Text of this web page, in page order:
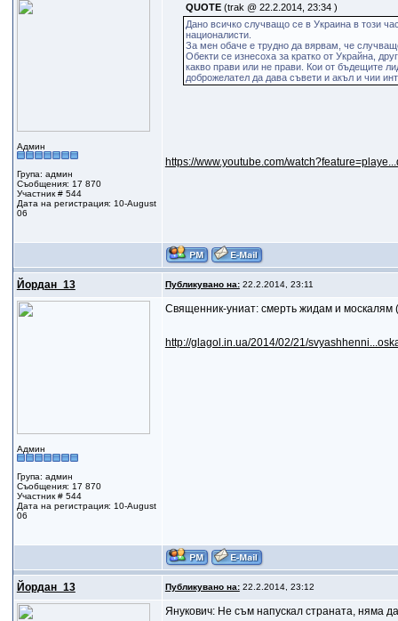
Админ
Група: админ
Съобщения: 17 870
Участник # 544
Дата на регистрация: 10-August
06
QUOTE (trak @ 22.2.2014, 23:34 )
Дано всичко случващо се в Украина в този
националисти.
За мен обаче е трудно да вярвам, че
Обекти се изнесоха за кратко от Украйна,
какво прави или не прави. Кои от бъдещите
доброжелател да дава съвети и акъл и чии
https://www.youtube.com/
Йордан_13 Публикувано на:22.2.2014, 23:11
Админ
Група: админ
Съобщения: 17 870
Участник # 544
Дата на регистрация: 10-August
06
Священник-униат: смерть жидам и
http://glagol.in.ua/2014/02/21/
Йордан_13 Публикувано на:22.2.2014, 23:12
Янукович: Не съм напускал страната, няма